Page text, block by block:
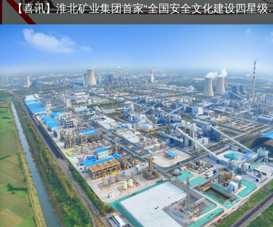
【喜讯】淮北矿业